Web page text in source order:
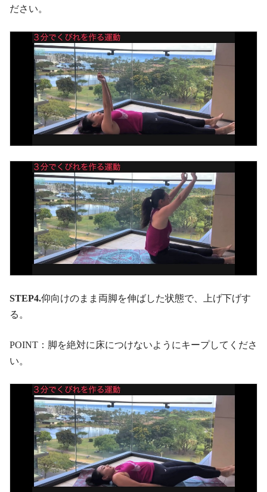
ださい。
STEP4.仰向けのまま両脚を伸ばした状態で、上げ下げす
る。
POINT：脚を絶対に床につけないようにキープしてくださ
い。